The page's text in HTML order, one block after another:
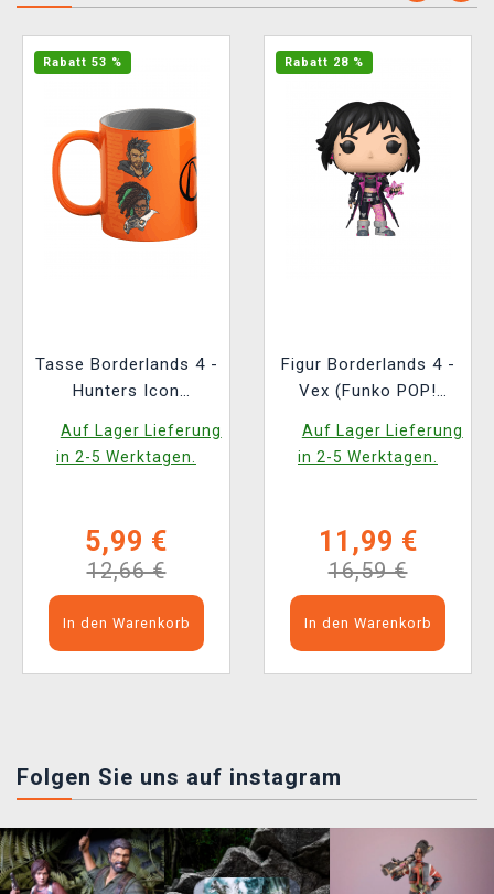
Rabatt 53 %
Tasse Borderlands 4 -
Hunters Icon
Auf Lager Lieferung
in 2-5 Werktagen.
5,99 €
12,66 €
In den Warenkorb
Rabatt 28 %
Figur Borderlands 4 -
Vex (Funko POP!
Auf Lager Lieferung
in 2-5 Werktagen.
11,99 €
16,59 €
In den Warenkorb
Folgen Sie uns auf instagram